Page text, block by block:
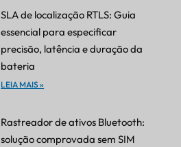
SLA de localização RTLS: Guia
essencial para especificar
precisão, latência e duração da
bateria
LEIA MAIS »
Rastreador de ativos Bluetooth:
solução comprovada sem SIM